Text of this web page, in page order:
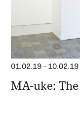
01.02.19 - 10.02.19
MA-uke: